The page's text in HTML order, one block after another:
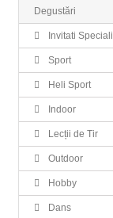
Degustări
Invitati Speciali
Sport
Heli Sport
Indoor
Lecții de Tir
Outdoor
Hobby
Dans